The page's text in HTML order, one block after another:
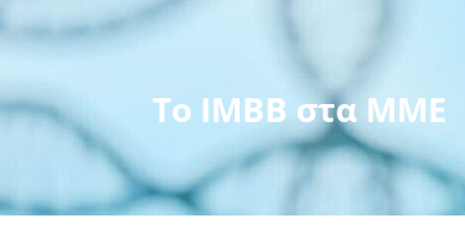
Το IMBB στα ΜΜΕ